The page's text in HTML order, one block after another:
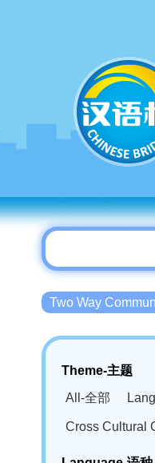
Two Way
Theme-主题
All-全部
Cross Cultural